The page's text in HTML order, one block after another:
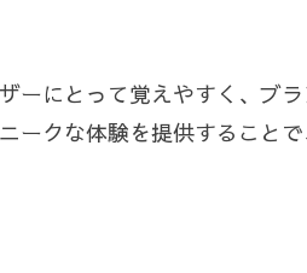
ーにとって覚えやすく、ブ
ークな体験を提供すること